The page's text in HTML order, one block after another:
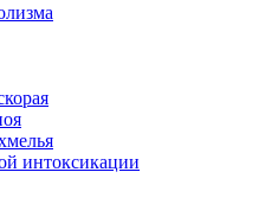
интоксикации